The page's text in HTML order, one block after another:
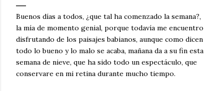
revolucionaria, transformaremos un ingrediente tan
humilde como la alubia de La Bañeza en un snack ligero,
dorado, cargado de proteína y 100% natural. Es el
sustituto perfecto a los frutos se...
Buenos días a todos, ¿que tal ha comenzado la semana?,
la mía de momento genial, porque todavía me encuentro
disfrutando de los paisajes babianos, aunque como dicen
todo lo bueno y lo malo se acaba, mañana da a su fin esta
semana de nieve, que ha sido todo un espectáculo, que
conservare en mi retina durante mucho tiempo.